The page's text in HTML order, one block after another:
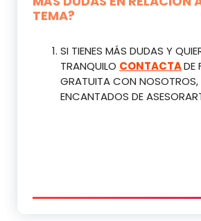
TEMA?
SI TIENES MÁS DUDAS Y
TRANQUILO CONTACTADE
GRATUITA CON NOSOTROS,
ENCANTADOS DE